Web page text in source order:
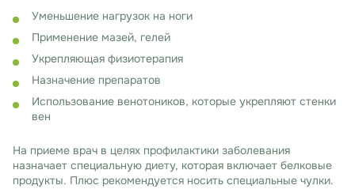
Уменьшение нагрузок на ноги
Применение мазей, гелей
Укрепляющая физиотерапия
Назначение препаратов
Использование венотоников, которые укрепляют стенки
вен
На приеме врач в целях профилактики заболевания
назначает специальную диету, которая включает белковые
продукты. Плюс рекомендуется носить специальные чулки.